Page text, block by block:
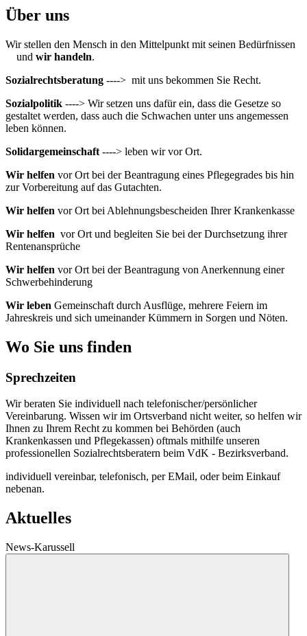
Über uns
Wir stellen den Mensch in den Mittelpunkt mit seinen Bedürfnissen
und wir handeln.
Sozialrechtsberatung ----> mit uns bekommen Sie Recht.
Sozialpolitik ----> Wir setzen uns dafür ein, dass die Gesetze so
gestaltet werden, dass auch die Schwachen unter uns angemessen
leben können.
Solidargemeinschaft ----> leben wir vor Ort.
Wir helfen vor Ort bei der Beantragung eines Pflegegrades bis hin
zur Vorbereitung auf das Gutachten.
Wir helfen vor Ort bei Ablehnungsbescheiden Ihrer Krankenkasse
Wir helfen vor Ort und begleiten Sie bei der Durchsetzung ihrer
Rentenansprüche
Wir helfen vor Ort bei der Beantragung von Anerkennung einer
Schwerbehinderung
Wir leben Gemeinschaft durch Ausflüge, mehrere Feiern im
Jahreskreis und sich umeinander Kümmern in Sorgen und Nöten.
Wo Sie uns finden
Sprechzeiten
Wir beraten Sie individuell nach telefonischer/persönlicher
Vereinbarung. Wissen wir im Ortsverband nicht weiter, so helfen wir
Ihnen zu Ihrem Recht zu kommen bei Behörden (auch
Krankenkassen und Pflegekassen) oftmals mithilfe unseren
professionellen Sozialrechtsberatern beim VdK - Bezirksverband.
individuell vereinbar, telefonisch, per EMail, oder beim Einkauf
nebenan.
Aktuelles
News-Karussell